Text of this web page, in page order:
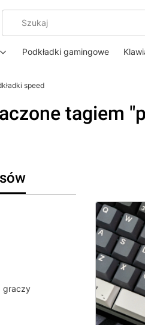
Podkładki gamingowe
speed
tagiem
graczy